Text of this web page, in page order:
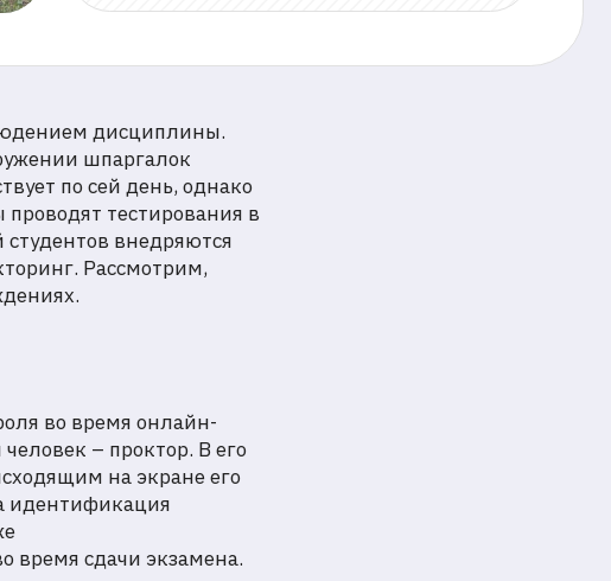
дисциплины.
шпаргалок
по сей день, однако
тестирования в
внедряются
Рассмотрим,
во время онлайн-
– проктор. В его
на экране его
идентификация
время сдачи экзамена.